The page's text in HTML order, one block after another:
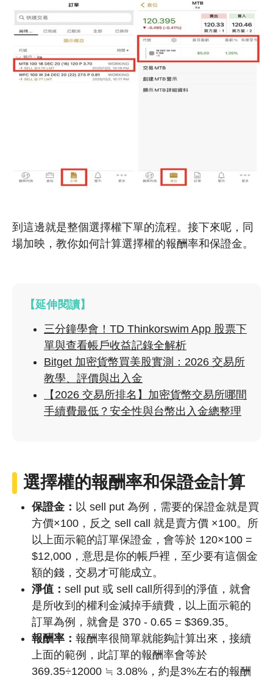
到這邊就是整個選擇權下單的流程。接下來呢，同
場加映，教你如何計算選擇權的報酬率和保證金。
【延伸閱讀】
三分鐘學會！TD Thinkorswim App 股票下
單與查看帳戶收益記錄全解析
Bitget 加密貨幣買美股實測：2026 交易所
教學、評價與出入金
【2026 交易所排名】加密貨幣交易所哪間
手續費最低？安全性與台幣出入金總整理
選擇權的報酬率和保證金計算
保證金： 以 sell put 為例，需要的保證金就是買
方價×100，反之 sell call 就是賣方價 ×100。所
以上面示範的訂單保證金，會等於 120×100 =
$12,000，意思是你的帳戶裡，至少要有這個金
額的錢，交易才可能成立。
淨值： sell put 或 sell call所得到的淨值，就會
是所收到的權利金減掉手續費，以上面示範的
訂單為例，就會是 370 - 0.65 = $369.35。
報酬率： 報酬率很簡單就能夠計算出來，接續
上面的範例，此訂單的報酬率會等於
369.35÷12000 ≒ 3.08%，約是3%左右的報酬